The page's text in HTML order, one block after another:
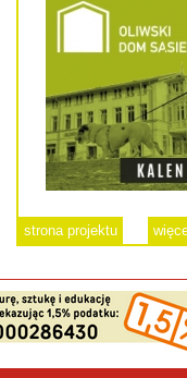
strona projektu